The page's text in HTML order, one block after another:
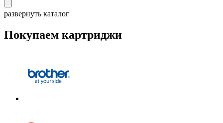
развернуть каталог
Покупаем картриджи